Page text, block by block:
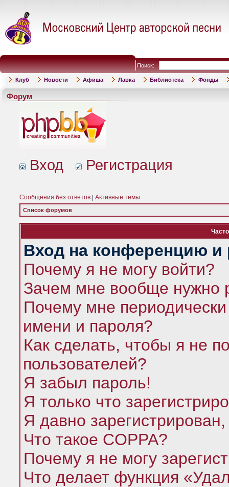
Поиск:
Клуб Новости Афиша Лавка Библиотека Фонды
Форум
Вход Регистрация
Сообщения без ответов Активные темы
Список форумов
Вход на конференцию и
Почему я не могу войти?
Зачем мне вообще нужно
Почему мне
имени и пароля?
Как сделать, чтобы я не
пользователей?
Я забыл пароль!
Я только что
Я давно
Что такое COPPA?
Почему я не могу
Что делает функция